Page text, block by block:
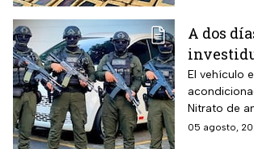
A dos
Abelardo
autobús
de Cali
El vehículo
Nitrato de
cilindros y
05 agosto,